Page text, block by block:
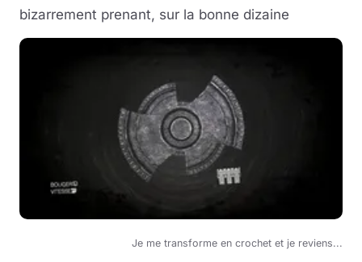
bizarrement prenant, sur la bonne dizaine
Je me transforme en crochet et je reviens...